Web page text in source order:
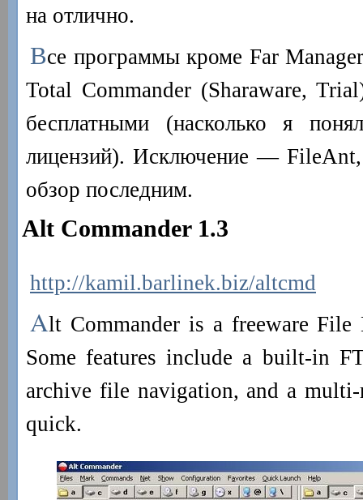
на отлично.
Все программы кроме Far
Total Commander (Sharaware,
бесплатными (насколько я
лицензий). Исключение —
обзор последним.
Alt Commander 1.3
http://kamil.barlinek.biz/altcmd
Alt Commander is a freeware File
Some features include a built-in
archive file navigation, and a
quick.